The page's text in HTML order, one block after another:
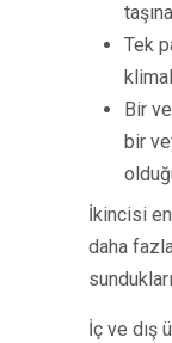
Tek
Bir
bir
İkincisi en
daha
İç ve dış